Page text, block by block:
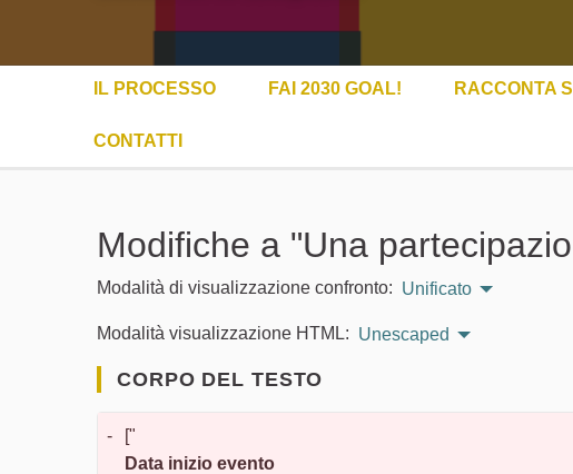
IL PROCESSO FAI 2030 GOAL! RACCONTA
CONTATTI
Modifiche a "Una
Modalità di visualizzazione confronto: Unificato
Modalità visualizzazione HTML: Unescaped
CORPO DEL TESTO
-
["
Data inizio evento